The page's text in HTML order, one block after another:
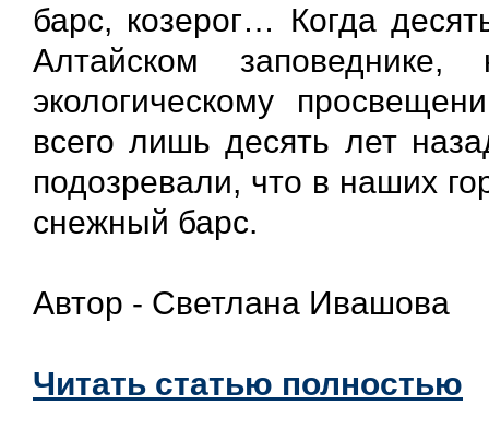
барс, козерог… Когда
Алтайском
экологическому
всего лишь десять лет
подозревали, что в наших
снежный барс.
Автор - Светлана Ивашова
Читать статью полностью